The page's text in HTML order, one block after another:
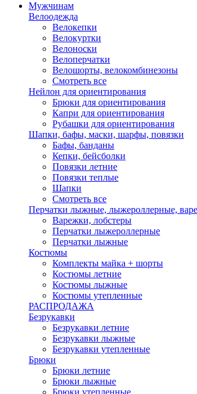
Мужчинам
Велоодежда
Велокепки
Велокуртки
Велоноски
Велоперчатки
Велошорты, велокомбинезоны
Смотреть все
Нейлон для ориентирования
Брюки для ориентирования
Капри для ориентирования
Рубашки для ориентирования
Шапки, бафы, маски, шарфы, повязки
Бафы, банданы
Кепки, бейсболки
Повязки летние
Повязки теплые
Шапки
Смотреть все
Перчатки лыжные, лыжероллерные,
Варежки, лобстеры
Перчатки лыжероллерные
Перчатки лыжные
Костюмы
Комплекты майка + шорты
Костюмы летние
Костюмы лыжные
Костюмы утепленные
РАСПРОДАЖА
Безрукавки
Безрукавки летние
Безрукавки лыжные
Безрукавки утепленные
Брюки
Брюки летние
Брюки лыжные
Брюки утепленные